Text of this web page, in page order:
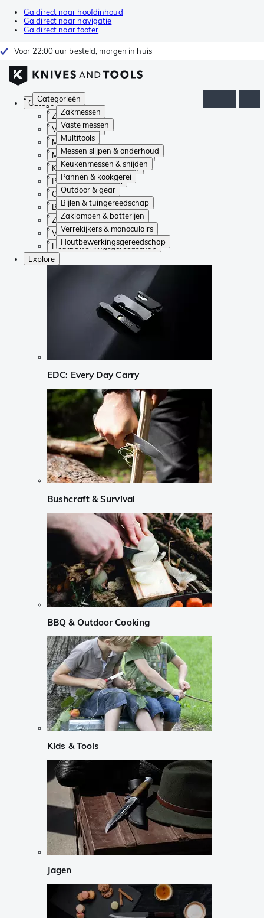
Ga direct naar hoofdinhoud
Ga direct naar navigatie
Ga direct naar footer
Voor 22:00 uur besteld, morgen in huis
Categorieën
Zakmessen
Vaste messen
Multitools
Messen slijpen & onderhoud
Keukenmessen & snijden
Pannen & kookgerei
Outdoor & gear
Bijlen & tuingereedschap
Zaklampen & batterijen
Verrekijkers & monoculairs
Houtbewerkingsgereedschap
Categorieën
Zakmessen
Vaste messen
Multitools
Messen slijpen & onderhoud
Keukenmessen & snijden
Pannen & kookgerei
Outdoor & gear
Bijlen & tuingereedschap
Zaklampen & batterijen
Verrekijkers & monoculairs
Houtbewerkingsgereedschap
Explore
EDC: Every Day Carry
Bushcraft & Survival
BBQ & Outdoor Cooking
Kids & Tools
Jagen